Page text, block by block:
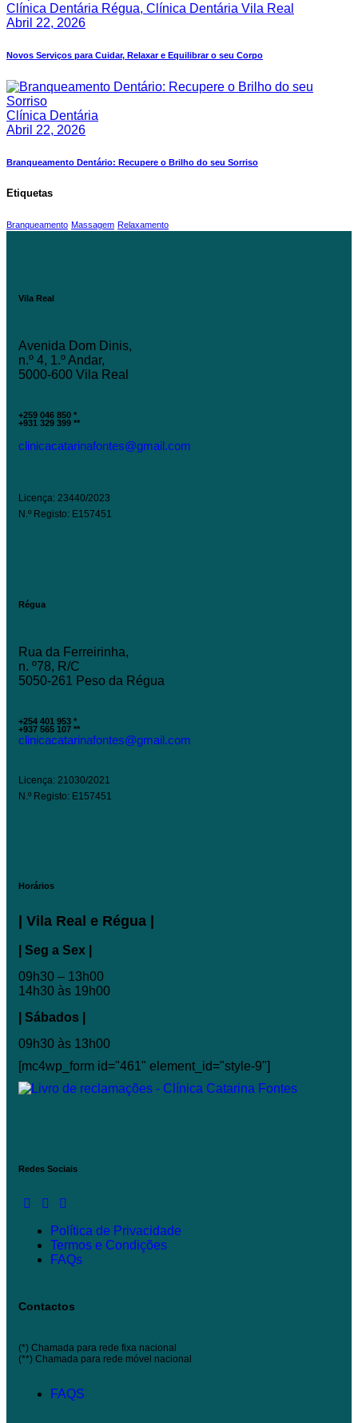
Clínica Dentária Régua, Clínica Dentária Vila Real
Abril 22, 2026
Novos Serviços para Cuidar, Relaxar e Equilibrar o seu Corpo
Clínica Dentária
Abril 22, 2026
Branqueamento Dentário: Recupere o Brilho do seu Sorriso
Etiquetas
Branqueamento Massagem Relaxamento
Vila Real
Avenida Dom Dinis,
n.º 4, 1.º Andar,
5000-600 Vila Real
+259 046 850 *
+931 329 399 **
clinicacatarinafontes@gmail.com
Licença: 23440/2023
N.º Registo: E157451
Régua
Rua da Ferreirinha,
n. º78, R/C
5050-261 Peso da Régua
+254 401 953 *
+937 565 107 **
clinicacatarinafontes@gmail.com
Licença: 21030/2021
N.º Registo: E157451
Horários
| Vila Real e Régua |
| Seg a Sex |
09h30 – 13h00
14h30 às 19h00
| Sábados |
09h30 às 13h00
[mc4wp_form id="461" element_id="style-9"]
Redes Sociais
Política de Privacidade
Termos e Condições
FAQs
Contactos
(*) Chamada para rede fixa nacional
(**) Chamada para rede móvel nacional
FAQS